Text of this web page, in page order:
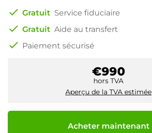
check Gratuit Service fiduciaire
check Gratuit Aide au transfert
check Paiement sécurisé
€990
hors TVA
Aperçu de la TVA estimée
Acheter maintenant